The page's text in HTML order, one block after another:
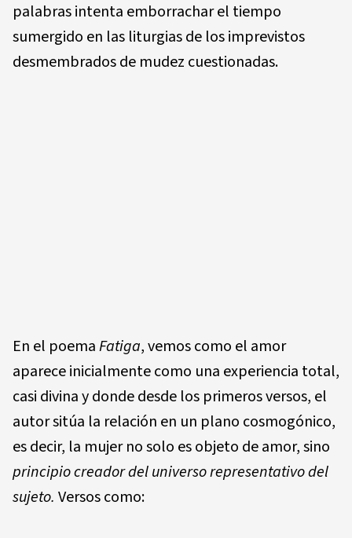
palabras intenta emborrachar el tiempo
sumergido en las liturgias de los imprevistos
desmembrados de mudez cuestionadas.
En el poemaFatiga, vemos como el amor
aparece inicialmente como una experiencia total,
casi divina y donde desde los primeros versos, el
autor sitúa la relación en un plano cosmogónico,
es decir, la mujer no solo es objeto de amor, sino
principio creador del universo representativo del
sujeto. Versos como: